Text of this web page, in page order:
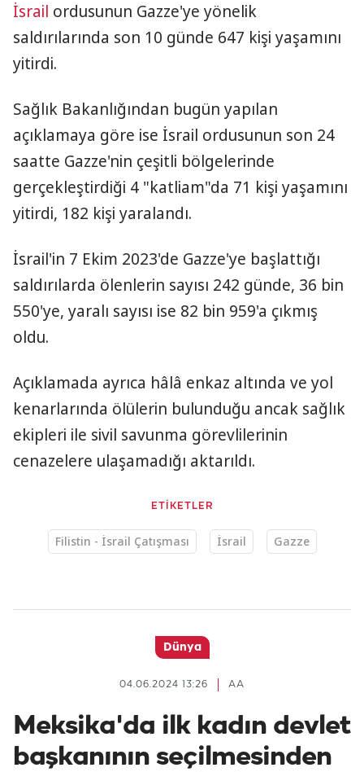
İsrail ordusunun Gazze'ye yönelik
saldırılarında son 10 günde 647 kişi yaşamını
yitirdi.
Sağlık Bakanlığından bugün yapılan
açıklamaya göre ise İsrail ordusunun son 24
saatte Gazze'nin çeşitli bölgelerinde
gerçekleştirdiği 4 "katliam"da 71 kişi yaşamını
yitirdi, 182 kişi yaralandı.
İsrail'in 7 Ekim 2023'de Gazze'ye başlattığı
saldırılarda ölenlerin sayısı 242 günde, 36 bin
550'ye, yaralı sayısı ise 82 bin 959'a çıkmış
oldu.
Açıklamada ayrıca hâlâ enkaz altında ve yol
kenarlarında ölülerin bulunduğu ancak sağlık
ekipleri ile sivil savunma görevlilerinin
cenazelere ulaşamadığı aktarıldı.
ETİKETLER
Filistin - İsrail Çatışması İsrail Gazze
Dünya
AA
04.06.2024 13:26
Meksika'da ilk kadın devlet
başkanının seçilmesinden